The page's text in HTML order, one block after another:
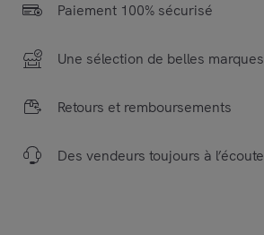
Paiement 100% sécurisé
Une sélection de belles marques
Retours et remboursements
Des vendeurs toujours à l’écoute